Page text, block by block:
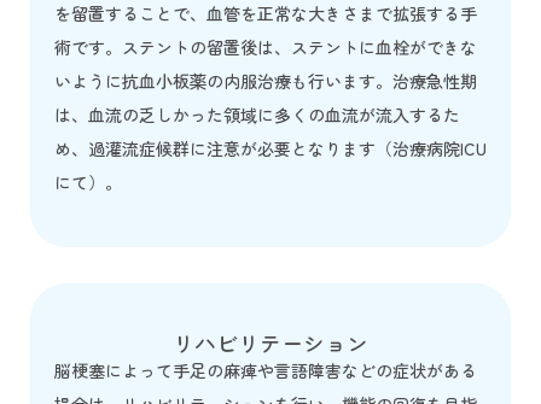
を留置することで、血管を正常な大きさまで拡張する手
術です。ステントの留置後は、ステントに血栓ができな
いように抗血小板薬の内服治療も行います。治療急性期
は、血流の乏しかった領域に多くの血流が流入するた
め、過灌流症候群に注意が必要となります（治療病院ICU
にて）。
リハビリテーション
脳梗塞によって手足の麻痺や言語障害などの症状がある